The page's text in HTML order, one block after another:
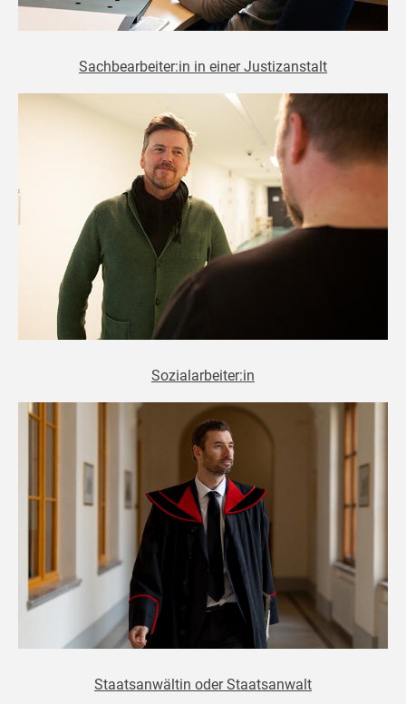
Sachbearbeiter:in in einer Justizanstalt
Sozialarbeiter:in
Staatsanwältin oder Staatsanwalt